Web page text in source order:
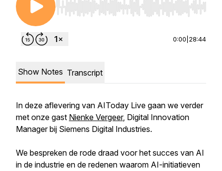
Use Left/Right to seek, Home/End to jump to
0:00 28:44
Show Notes Transcript
In deze aflevering van AIToday Live gaan we verder
met onze gast Nienke Vergeer, Digital Innovation
Manager bij Siemens Digital Industries.
We bespreken de rode draad voor het succes van AI
in de industrie en de redenen waarom AI-initiatieven